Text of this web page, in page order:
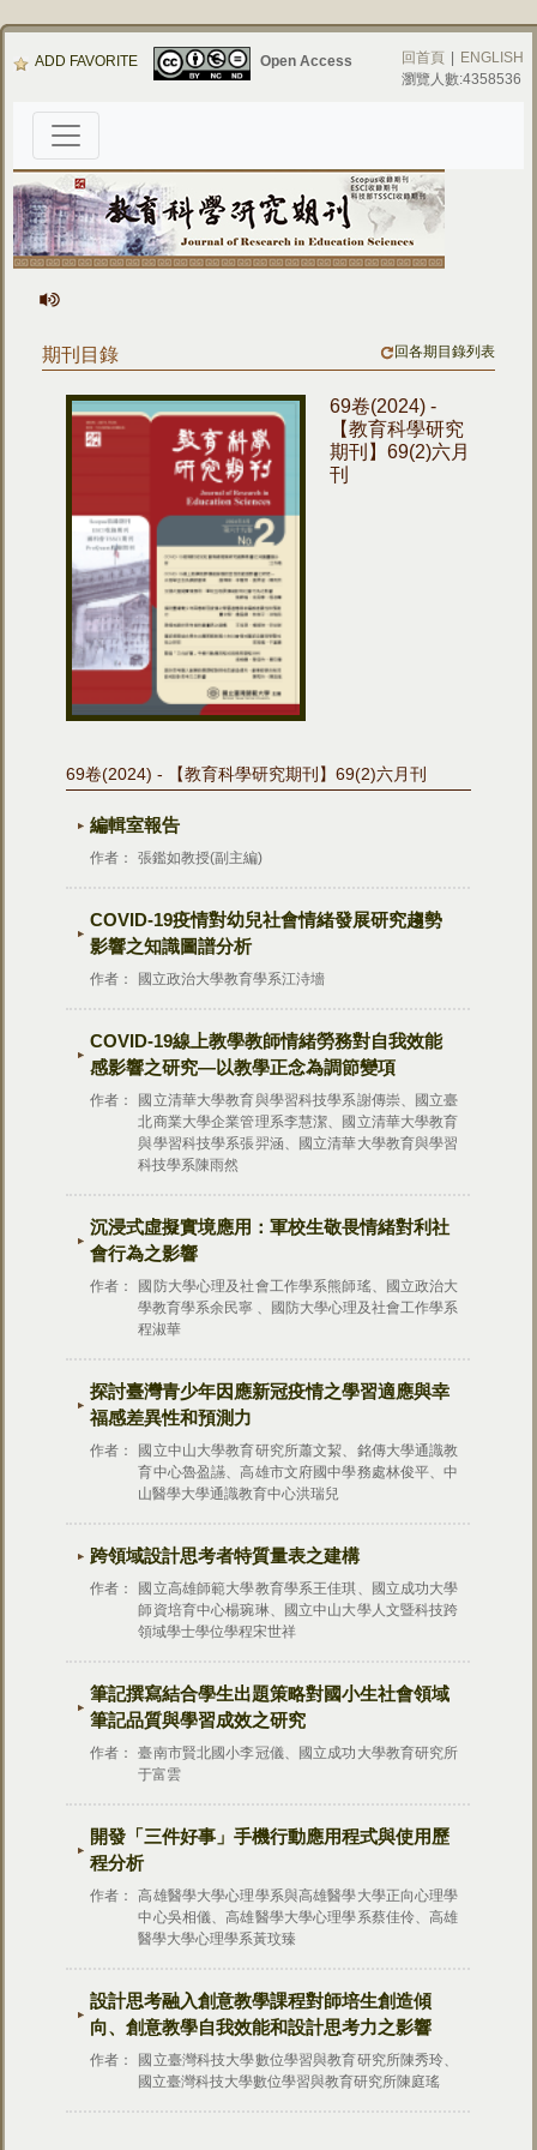
ADD FAVORITE Open Access 回首頁
ENGLISH
瀏覽人數:4358536
期刊目錄 回各期目錄列表
69卷(2024) -
【教育科學研究
期刊】69(2)六月
刊
69卷(2024) - 【教育科學研究期刊】69(2)六月刊
編輯室報告
作者： 張鑑如教授(副主編)
COVID-19疫情對幼兒社會情緒發展研究趨勢
影響之知識圖譜分析
作者： 國立政治大學教育學系江洔墻
COVID-19線上教學教師情緒勞務對自我效能
感影響之研究—以教學正念為調節變項
作者：
國立清華大學教育與學習科技學系謝傳崇、國立臺
北商業大學企業管理系李慧潔、國立清華大學教育
與學習科技學系張羿涵、國立清華大學教育與學習
科技學系陳雨然
沉浸式虛擬實境應用：軍校生敬畏情緒對利社
會行為之影響
作者：
國防大學心理及社會工作學系熊師瑤、國立政治大
學教育學系余民寧 、國防大學心理及社會工作學系
程淑華
探討臺灣青少年因應新冠疫情之學習適應與幸
福感差異性和預測力
作者：
國立中山大學教育研究所蕭文絜、銘傳大學通識教
育中心魯盈讌、高雄市文府國中學務處林俊平、中
山醫學大學通識教育中心洪瑞兒
跨領域設計思考者特質量表之建構
作者：
國立高雄師範大學教育學系王佳琪、國立成功大學
師資培育中心楊琬琳、國立中山大學人文暨科技跨
領域學士學位學程宋世祥
筆記撰寫結合學生出題策略對國小生社會領域
筆記品質與學習成效之研究
作者：
臺南市賢北國小李冠儀、國立成功大學教育研究所
于富雲
開發「三件好事」手機行動應用程式與使用歷
程分析
作者：
高雄醫學大學心理學系與高雄醫學大學正向心理學
中心吳相儀、高雄醫學大學心理學系蔡佳伶、高雄
醫學大學心理學系黃玟臻
設計思考融入創意教學課程對師培生創造傾
向、創意教學自我效能和設計思考力之影響
作者：
國立臺灣科技大學數位學習與教育研究所陳秀玲、
國立臺灣科技大學數位學習與教育研究所陳庭瑤